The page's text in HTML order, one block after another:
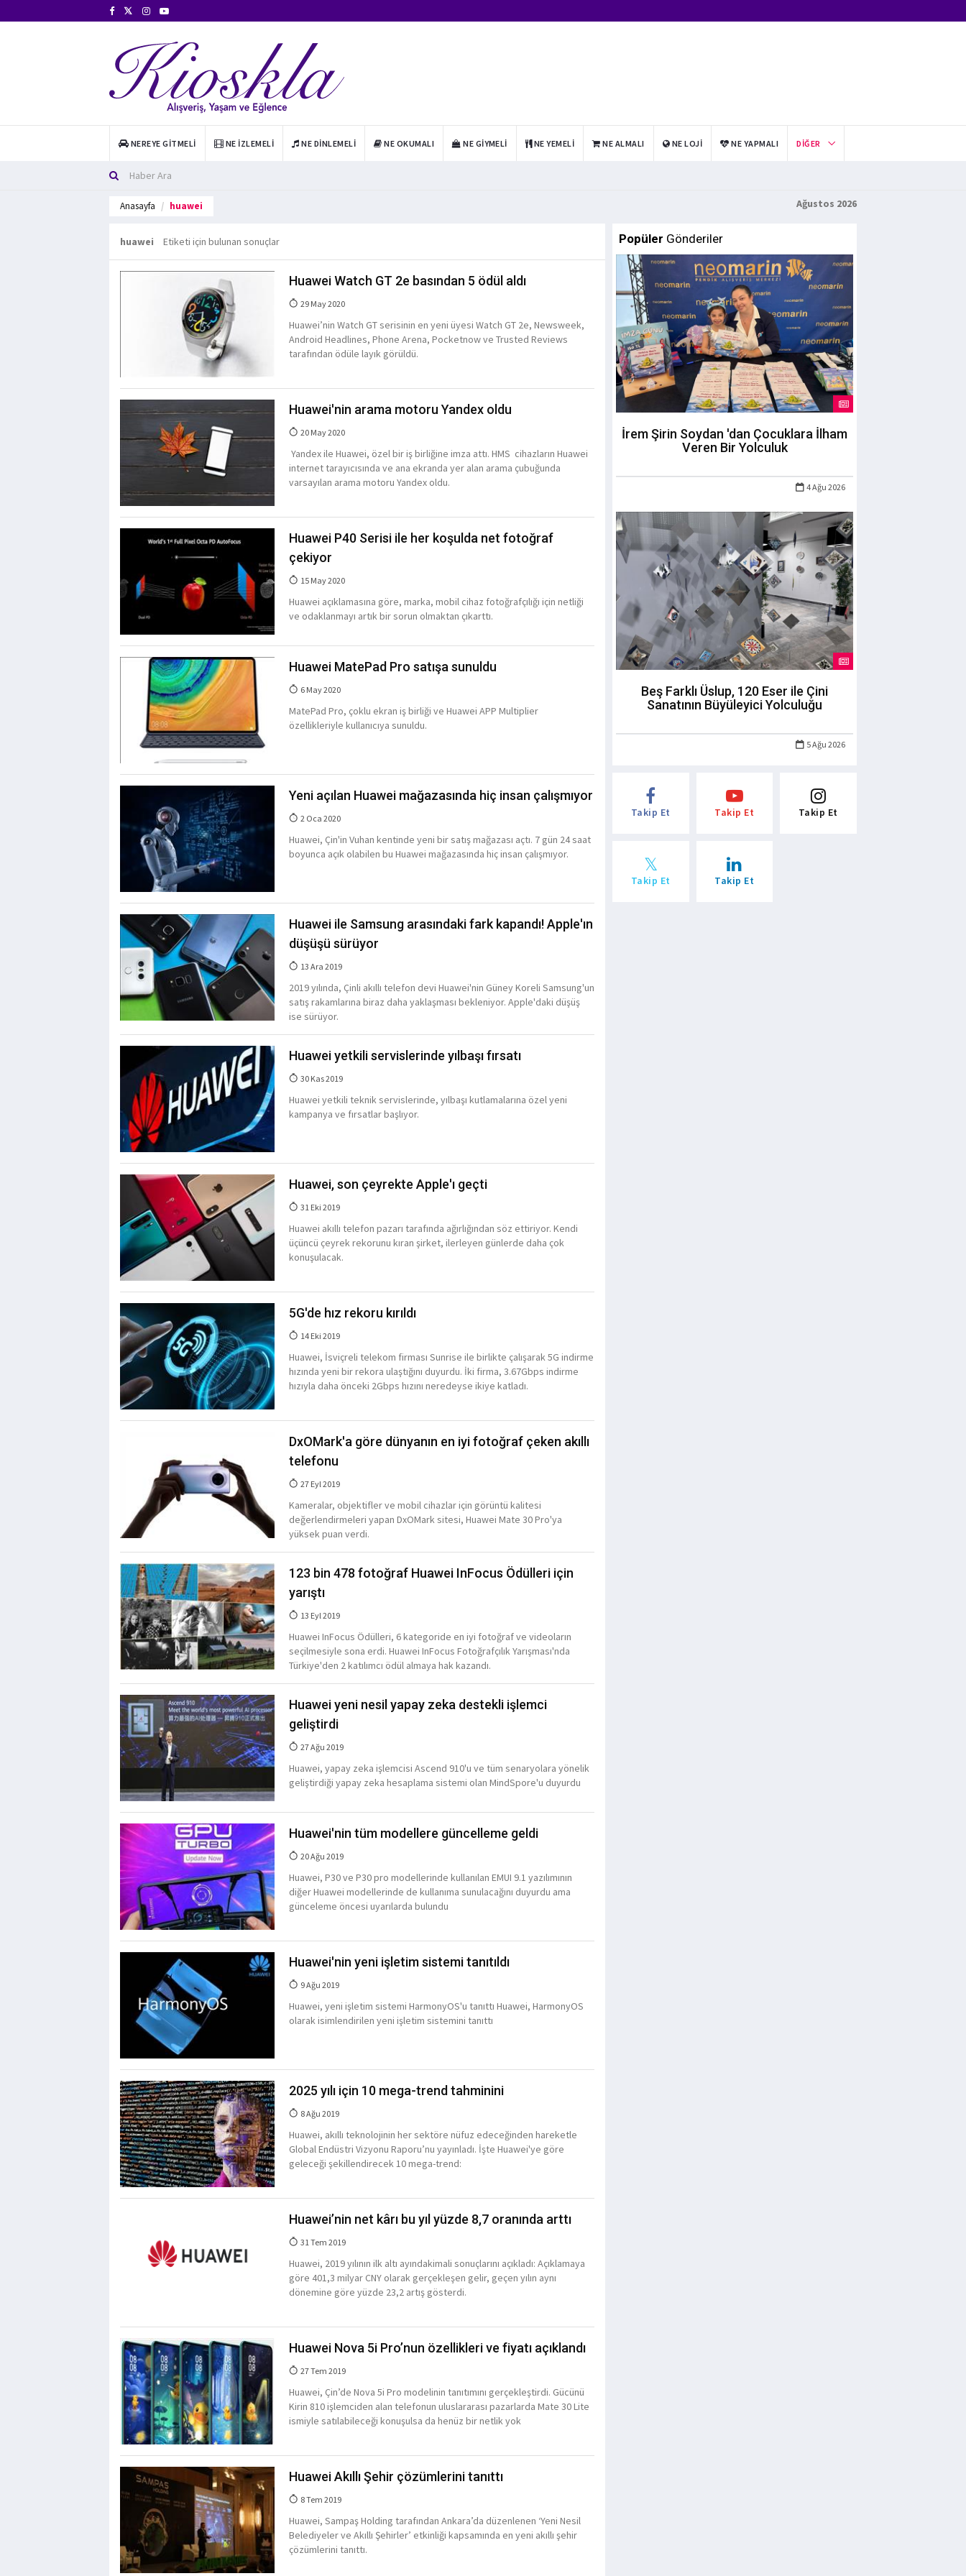
NEREYE GITMELI NE İZLEMELI NE DINLEMELI NE OKUMALI NE GIYMELI NE YEMELI NE ALMALI NE LOJI NE YAPMALI DIĞER
Anasayfa huawei Ağustos 2026
huawei Etiketi için bulunan sonuçlar
Huawei Watch GT 2e basından 5 ödül aldı
29 May 2020
Huawei’nin Watch GT serisinin en yeni üyesi Watch GT 2e, Newsweek,
Android Headlines, Phone Arena, Pocketnow ve Trusted Reviews
tarafından ödüle layık görüldü.
Huawei'nin arama motoru Yandex oldu
20 May 2020
Yandex ile Huawei, özel bir iş birliğine imza attı. HMS cihazların Huawei
internet tarayıcısında ve ana ekranda yer alan arama çubuğunda
varsayılan arama motoru Yandex oldu.
Huawei P40 Serisi ile her koşulda net fotoğraf
çekiyor
15 May 2020
Huawei açıklamasına göre, marka, mobil cihaz fotoğrafçılığı için netliği
ve odaklanmayı artık bir sorun olmaktan çıkarttı.
Huawei MatePad Pro satışa sunuldu
6 May 2020
MatePad Pro, çoklu ekran iş birliği ve Huawei APP Multiplier
özellikleriyle kullanıcıya sunuldu.
Yeni açılan Huawei mağazasında hiç insan çalışmıyor
2 Oca 2020
Huawei, Çin'in Vuhan kentinde yeni bir satış mağazası açtı. 7 gün 24 saat
boyunca açık olabilen bu Huawei mağazasında hiç insan çalışmıyor.
Huawei ile Samsung arasındaki fark kapandı! Apple'ın
düşüşü sürüyor
13 Ara 2019
2019 yılında, Çinli akıllı telefon devi Huawei'nin Güney Koreli Samsung'un
satış rakamlarına biraz daha yaklaşması bekleniyor. Apple'daki düşüş
ise sürüyor.
Huawei yetkili servislerinde yılbaşı fırsatı
30 Kas 2019
Huawei yetkili teknik servislerinde, yılbaşı kutlamalarına özel yeni
kampanya ve fırsatlar başlıyor.
Huawei, son çeyrekte Apple'ı geçti
31 Eki 2019
Huawei akıllı telefon pazarı tarafında ağırlığından söz ettiriyor. Kendi
üçüncü çeyrek rekorunu kıran şirket, ilerleyen günlerde daha çok
konuşulacak.
5G'de hız rekoru kırıldı
14 Eki 2019
Huawei, İsviçreli telekom firması Sunrise ile birlikte çalışarak 5G indirme
hızında yeni bir rekora ulaştığını duyurdu. İki firma, 3.67Gbps indirme
hızıyla daha önceki 2Gbps hızını neredeyse ikiye katladı.
DxOMark'a göre dünyanın en iyi fotoğraf çeken akıllı
telefonu
27 Eyl 2019
Kameralar, objektifler ve mobil cihazlar için görüntü kalitesi
değerlendirmeleri yapan DxOMark sitesi, Huawei Mate 30 Pro'ya
yüksek puan verdi.
123 bin 478 fotoğraf Huawei InFocus Ödülleri için
yarıştı
13 Eyl 2019
Huawei InFocus Ödülleri, 6 kategoride en iyi fotoğraf ve videoların
seçilmesiyle sona erdi. Huawei InFocus Fotoğrafçılık Yarışması'nda
Türkiye'den 2 katılımcı ödül almaya hak kazandı.
Huawei yeni nesil yapay zeka destekli işlemci
geliştirdi
27 Ağu 2019
Huawei, yapay zeka işlemcisi Ascend 910'u ve tüm senaryolara yönelik
geliştirdiği yapay zeka hesaplama sistemi olan MindSpore'u duyurdu
Huawei'nin tüm modellere güncelleme geldi
20 Ağu 2019
Huawei, P30 ve P30 pro modellerinde kullanılan EMUI 9.1 yazılımının
diğer Huawei modellerinde de kullanıma sunulacağını duyurdu ama
günceleme öncesi uyarılarda bulundu
Huawei'nin yeni işletim sistemi tanıtıldı
9 Ağu 2019
Huawei, yeni işletim sistemi HarmonyOS'u tanıttı Huawei, HarmonyOS
olarak isimlendirilen yeni işletim sistemini tanıttı
2025 yılı için 10 mega-trend tahminini
8 Ağu 2019
Huawei, akıllı teknolojinin her sektöre nüfuz edeceğinden hareketle
Global Endüstri Vizyonu Raporu’nu yayınladı. İşte Huawei'ye göre
geleceği şekillendirecek 10 mega-trend:
Huawei’nin net kârı bu yıl yüzde 8,7 oranında arttı
31 Tem 2019
Huawei, 2019 yılının ilk altı ayındakimali sonuçlarını açıkladı: Açıklamaya
göre 401,3 milyar CNY olarak gerçekleşen gelir, geçen yılın aynı
dönemine göre yüzde 23,2 artış gösterdi.
Huawei Nova 5i Pro’nun özellikleri ve fiyatı açıklandı
27 Tem 2019
Huawei, Çin’de Nova 5i Pro modelinin tanıtımını gerçekleştirdi. Gücünü
Kirin 810 işlemciden alan telefonun uluslararası pazarlarda Mate 30 Lite
ismiyle satılabileceği konuşulsa da henüz bir netlik yok
Huawei Akıllı Şehir çözümlerini tanıttı
8 Tem 2019
Huawei, Sampaş Holding tarafından Ankara’da düzenlenen ‘Yeni Nesil
Belediyeler ve Akıllı Şehirler’ etkinliği kapsamında en yeni akıllı şehir
çözümlerini tanıttı.
Popüler Gönderiler
İrem Şirin Soydan 'dan Çocuklara İlham
Veren Bir Yolculuk
4 Ağu 2026
Beş Farklı Üslup, 120 Eser ile Çini
Sanatının Büyüleyici Yolculuğu
5 Ağu 2026
Takip Et Takip Et Takip Et
Takip Et Takip Et